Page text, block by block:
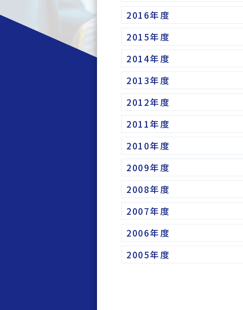
2016年度
2015年度
2014年度
2013年度
2012年度
2011年度
2010年度
2009年度
2008年度
2007年度
2006年度
2005年度